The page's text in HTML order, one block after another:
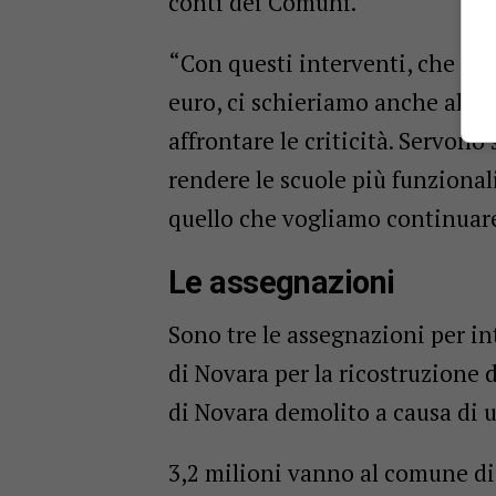
“Con questi interventi, che
euro, ci schieriamo anche al
affrontare le criticità. Servono
rendere le scuole più
quello che vogliamo
Le assegnazioni
Sono tre le assegnazioni per
di Novara per la ricostruzione
di Novara demolito a causa di
3,2 milioni vanno al comune